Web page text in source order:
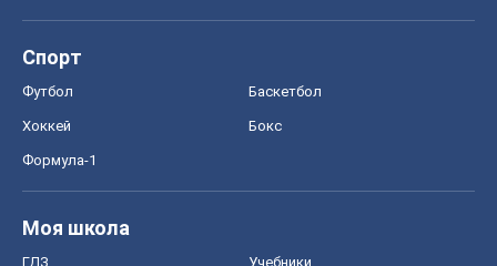
Спорт
Футбол Баскетбол
Хоккей Бокс
Формула-1
Моя школа
ГДЗ Учебники